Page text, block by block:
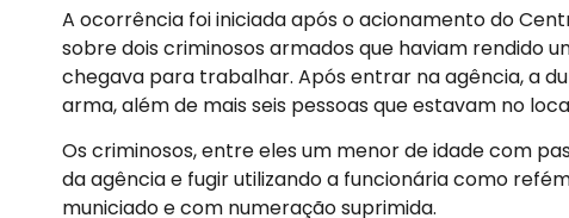
A ocorrência foi iniciada após o acionamento do
sobre dois criminosos armados que haviam rendido
chegava para trabalhar. Após entrar na agência, a
arma, além de mais seis pessoas que estavam no
Os criminosos, entre eles um menor de idade com
da agência e fugir utilizando a funcionária como
municiado e com numeração suprimida.